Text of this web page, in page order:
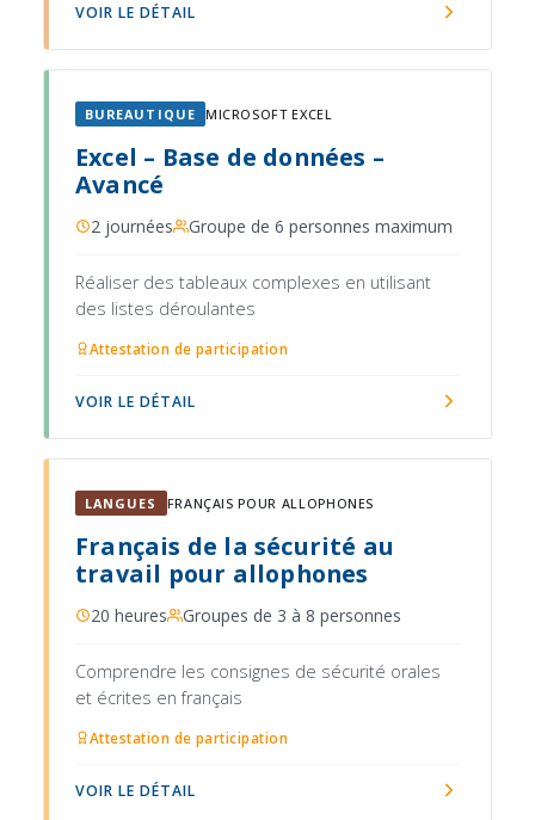
VOIR LE DÉTAIL
BUREAUTIQUE MICROSOFT EXCEL
Excel – Base de données –
Avancé
2 journées Groupe de 6 personnes maximum
Réaliser des tableaux complexes en utilisant
des listes déroulantes
Attestation de participation
VOIR LE DÉTAIL
LANGUES FRANÇAIS POUR ALLOPHONES
Français de la sécurité au
travail pour allophones
20 heures Groupes de 3 à 8 personnes
Comprendre les consignes de sécurité orales
et écrites en français
Attestation de participation
VOIR LE DÉTAIL